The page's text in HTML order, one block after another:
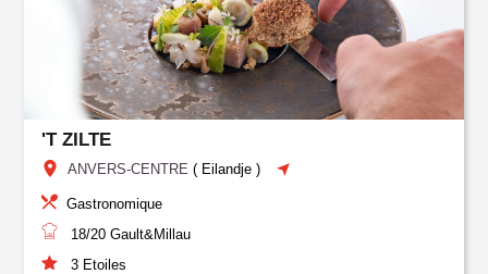
'T ZILTE
ANVERS-CENTRE ( Eilandje )
Gastronomique
18/20 Gault&Millau
3 Etoiles